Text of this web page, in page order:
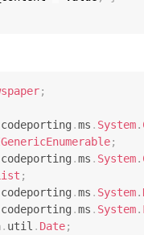
;
codeporting .ms . System.
;
codeporting .ms . System.
;
codeporting .ms . System.
codeporting .ms . System.
. util . Date;